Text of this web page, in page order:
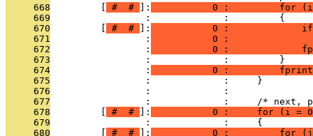
     668
# # ]:
0 :         for
     669
                 :             :         {
     670
# # ]:
0 :
     671
                 :
0 :
     672
                 :
0 :
     673
                 :             :         }
     674
                 :
0 :
     675
                 :             :     }
     676
                 :             :
     677
:             :     /* next,
     678
# # ]:
0 :     for (i =
     679
                 :             :     {
     680
# # ]:
0 :         for